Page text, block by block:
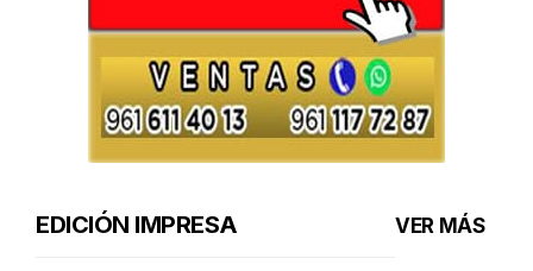
EDICIÓN IMPRESA VER MÁS